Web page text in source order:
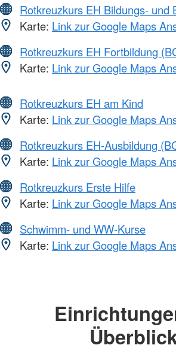
Rotkreuzkurs EH Bildungs- und
Karte: Link zur Google Maps
Rotkreuzkurs EH Fortbildung
Karte: Link zur Google Maps
Rotkreuzkurs EH am Kind
Karte: Link zur Google Maps
Rotkreuzkurs EH-Ausbildung
Karte: Link zur Google Maps
Rotkreuzkurs Erste Hilfe
Karte: Link zur Google Maps
Schwimm- und WW-Kurse
Karte: Link zur Google Maps